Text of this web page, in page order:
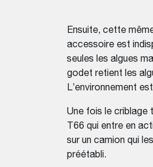
Ensuite, cette
accessoire est
seules les algues
godet retient les
L’environnement
Une fois le criblage
T66 qui entre en
sur un camion qui
préétabli.